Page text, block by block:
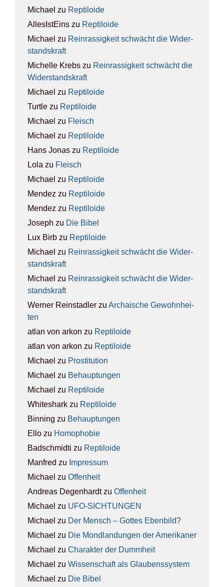
Michael zu Rep­ti­lo­ide
AllesIstEins zu Rep­ti­lo­ide
Michael zu Rein­ras­sig­keit schwächt die Wider­
stands­kraft
Michelle Krebs zu Rein­ras­sig­keit schwächt die
Wider­stands­kraft
Michael zu Rep­ti­lo­ide
Turtle zu Rep­ti­lo­ide
Michael zu Fleisch
Michael zu Rep­ti­lo­ide
Hans Jonas zu Rep­ti­lo­ide
Lola zu Fleisch
Michael zu Rep­ti­lo­ide
Mendez zu Rep­ti­lo­ide
Mendez zu Rep­ti­lo­ide
Joseph zu Die Bibel
Lux Birb zu Rep­ti­lo­ide
Michael zu Rein­ras­sig­keit schwächt die Wider­
stands­kraft
Michael zu Rein­ras­sig­keit schwächt die Wider­
stands­kraft
Werner Reinstadler zu Archai­sche Gewohn­hei­
ten
atlan von arkon zu Rep­ti­lo­ide
atlan von arkon zu Rep­ti­lo­ide
Michael zu Pro­sti­tu­ti­on
Michael zu Behaup­tun­gen
Michael zu Rep­ti­lo­ide
Whiteshark zu Rep­ti­lo­ide
Binning zu Behaup­tun­gen
Ello zu Homo­pho­bie
Badschmidti zu Rep­ti­lo­ide
Manfred zu Impres­sum
Michael zu Offen­heit
Andreas Degenhardtzu Offen­heit
Michael zu UFO-SICH­TUN­GEN
Michael zu Der Mensch – Got­tes Eben­bild?
Michael zu Die Mond­lan­dun­gen der Ame­ri­ka­ner
Michael zu Cha­rak­ter der Dumm­heit
Michael zu Wis­sen­schaft als Glau­bens­sys­tem
Michael zu Die Bibel